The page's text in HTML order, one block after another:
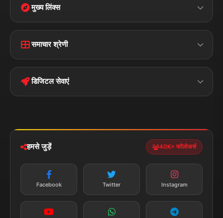
मुख्य लिंक्स
Disclaimer
Terms &
Privacy Policy
समाचार श्रेणी
पॉलिटिकल झारखण्ड
डिजिटल सेवाएं
न्यूज़ अलर्ट
सब्सक्राइब करें
हमसे जुड़ें 40K+ फॉलोअर्स
Facebook Twitter Instagram